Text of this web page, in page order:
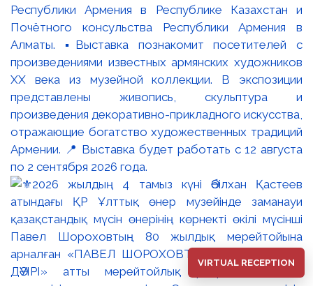
Республики Армения в Республике Казахстан и
Почётного консульства Республики Армения в
Алматы. ▪️Выставка познакомит посетителей с
произведениями известных армянских художников
XX века из музейной коллекции. В экспозиции
представлены живопись, скульптура и
произведения декоративно-прикладного искусства,
отражающие богатство художественных традиций
Армении. 📍 Выставка будет работать с 12 августа
по 2 сентября 2026 года.
VIRTUAL RECEPTION